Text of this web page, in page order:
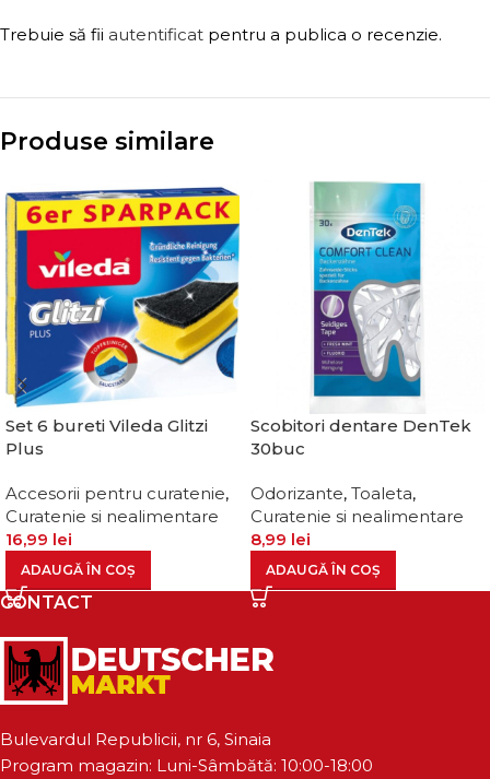
Trebuie să fii autentificat pentru a publica o recenzie.
Produse similare
Set 6 bureti Vileda Glitzi
Plus
Accesorii pentru curatenie,
Curatenie si nealimentare
16,99 lei
ADAUGĂ ÎN COȘ
Scobitori dentare DenTek
30buc
Odorizante, Toaleta,
Curatenie si nealimentare
8,99 lei
ADAUGĂ ÎN COȘ
CONTACT
Bulevardul Republicii, nr 6, Sinaia
Program magazin: Luni-Sâmbătă: 10:00-18:00